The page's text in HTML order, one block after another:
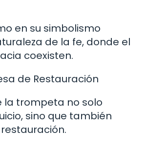
en su simbolismo
de la fe, donde el
coexisten.
de Restauración
la trompeta no solo
sino que también